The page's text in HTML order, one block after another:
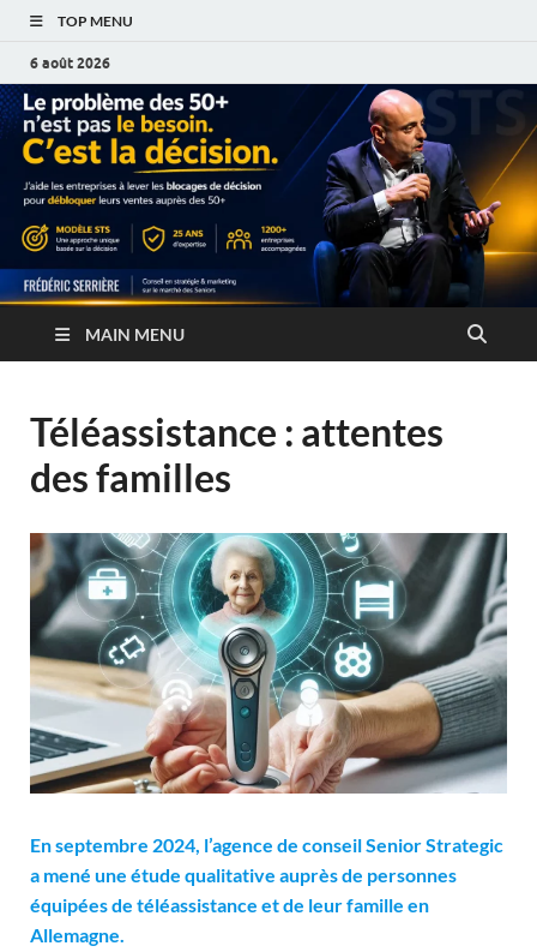
TOP MENU
6 août 2026
MAIN MENU
Téléassistance : attentes
des familles
En septembre 2024, l’agence de conseil Senior Strategic
a mené une étude qualitative auprès de personnes
équipées de téléassistance et de leur famille en
Allemagne.